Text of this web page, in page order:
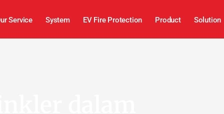
Service System EV Fire Protection Product Solution